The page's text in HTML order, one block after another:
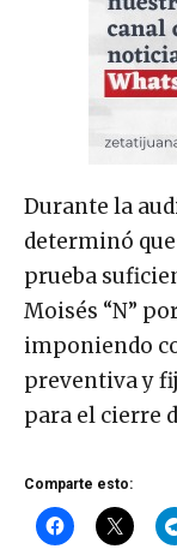
Durante la
determinó
prueba
Moisés “N”
imponiendo
preventiva y
para el cierre
Comparte esto: